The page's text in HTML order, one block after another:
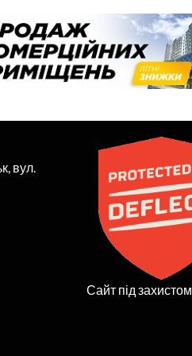
вул.
Сайт під захистом